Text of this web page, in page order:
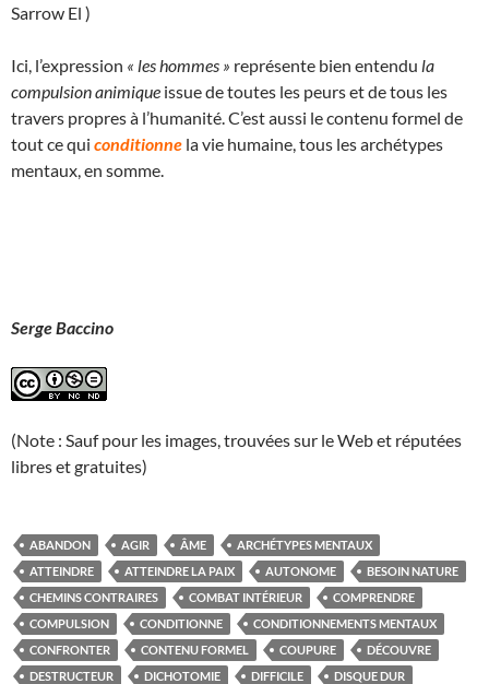
Sarrow El )
Ici, l’expression « les hommes » représente bien entendu la
compulsion animique issue de toutes les peurs et de tous les
travers propres à l’humanité. C’est aussi le contenu formel de
tout ce qui conditionne la vie humaine, tous les archétypes
mentaux, en somme.
Serge Baccino
(Note : Sauf pour les images, trouvées sur le Web et réputées
libres et gratuites)
ABANDON AGIR ÂME
ARCHÉTYPES MENTAUX
ATTEINDRE
ATTEINDRE LA PAIX AUTONOME
BESOIN NATURE
CHEMINS CONTRAIRES
COMBAT INTÉRIEUR
COMPRENDRE
COMPULSION
CONDITIONNE
CONDITIONNEMENTS MENTAUX
CONFRONTER
CONTENU FORMEL COUPURE
DÉCOUVRE
DESTRUCTEUR
DICHOTOMIE DIFFICILE
DISQUE DUR